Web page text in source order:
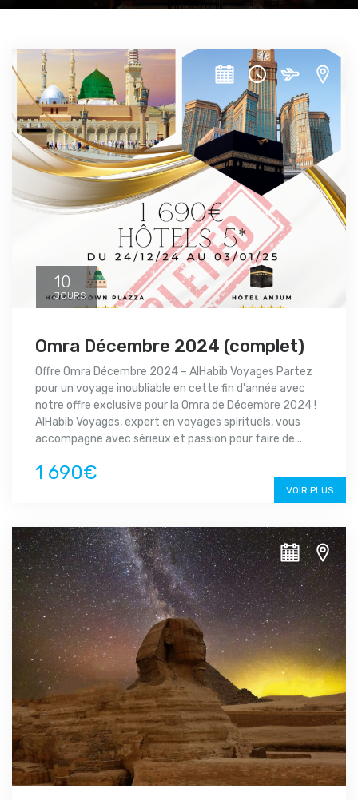
10
JOURS
Omra Décembre 2024 (complet)
Offre Omra Décembre 2024 – AlHabib Voyages Partez
pour un voyage inoubliable en cette fin d'année avec
notre offre exclusive pour la Omra de Décembre 2024 !
AlHabib Voyages, expert en voyages spirituels, vous
accompagne avec sérieux et passion pour faire de...
1 690€
VOIR PLUS